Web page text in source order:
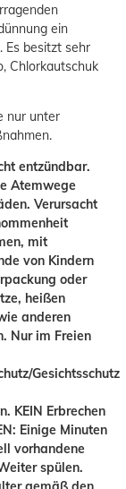
ein
Es besitzt sehr
Chlorkautschuk
nur unter
entzündbar.
Atemwege
Verursacht
mit
von Kindern
oder
heißen
anderen
Nur im Freien
Gesichtsschutz
KEIN Erbrechen
Einige Minuten
vorhandene
spülen.